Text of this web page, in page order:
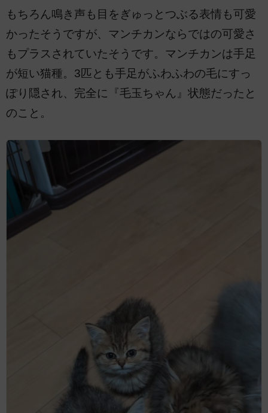
もちろん鳴き声も目をぎゅっとつぶる表情も可愛
かったそうですが、マンチカンならではの可愛さ
もプラスされていたそうです。マンチカンは手足
が短い猫種。3匹とも手足がふわふわの毛にすっ
ぽり隠され、完全に『毛玉ちゃん』状態だったと
のこと。